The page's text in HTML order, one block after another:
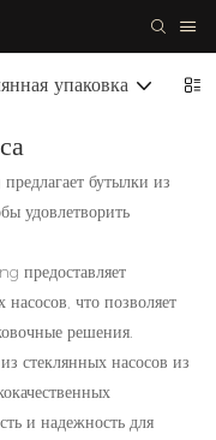
упаковка
бутылки из
удовлетворить
предоставляет
что позволяет
решения.
стеклянных насосов из
и надежность для